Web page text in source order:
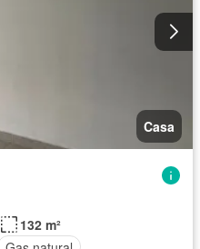
Casa
132 m²